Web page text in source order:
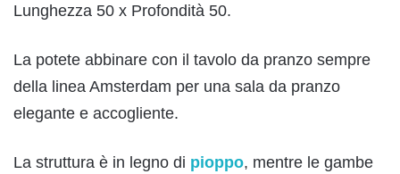
Lunghezza 50 x Profondità 50.
La potete abbinare con il tavolo da pranzo sempre
della linea Amsterdam per una sala da pranzo
elegante e accogliente.
La struttura è in legno di pioppo, mentre le gambe